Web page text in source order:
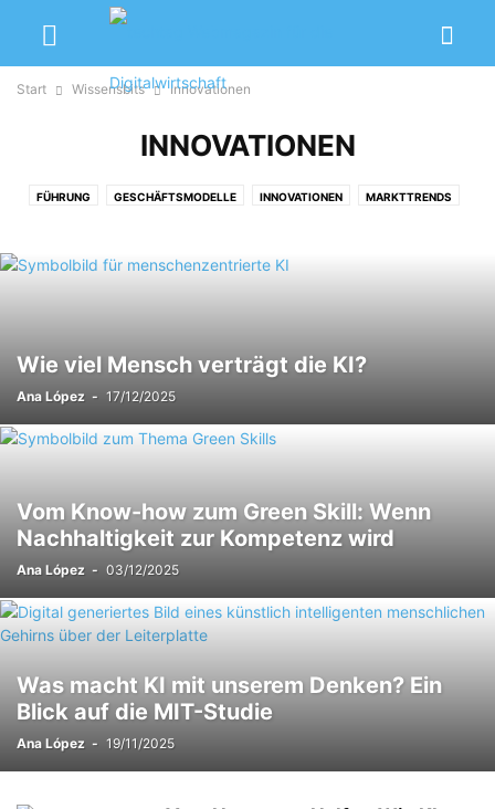
Start Wissensbits Innovationen
INNOVATIONEN
FÜHRUNG GESCHÄFTSMODELLE INNOVATIONEN MARKTTRENDS
Wie viel Mensch verträgt die KI?
Ana López - 17/12/2025
Vom Know-how zum Green Skill: Wenn
Nachhaltigkeit zur Kompetenz wird
Ana López - 03/12/2025
Was macht KI mit unserem Denken? Ein
Blick auf die MIT-Studie
Ana López - 19/11/2025